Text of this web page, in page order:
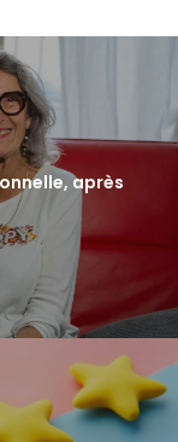
après